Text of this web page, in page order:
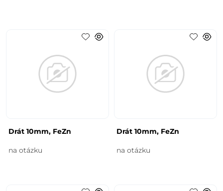
Drát 10mm, FeZn
na otázku
Drát 10mm, FeZn
na otázku